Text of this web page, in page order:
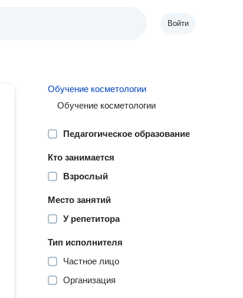
Войти
Обучение косметологии
Обучение косметологии
Педагогическое образование
Кто занимается
Взрослый
Место занятий
У репетитора
Тип исполнителя
Частное лицо
Организация